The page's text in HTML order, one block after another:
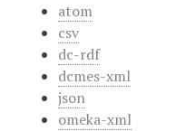
atom
csv
dc-rdf
dcmes-xml
json
omeka-xml